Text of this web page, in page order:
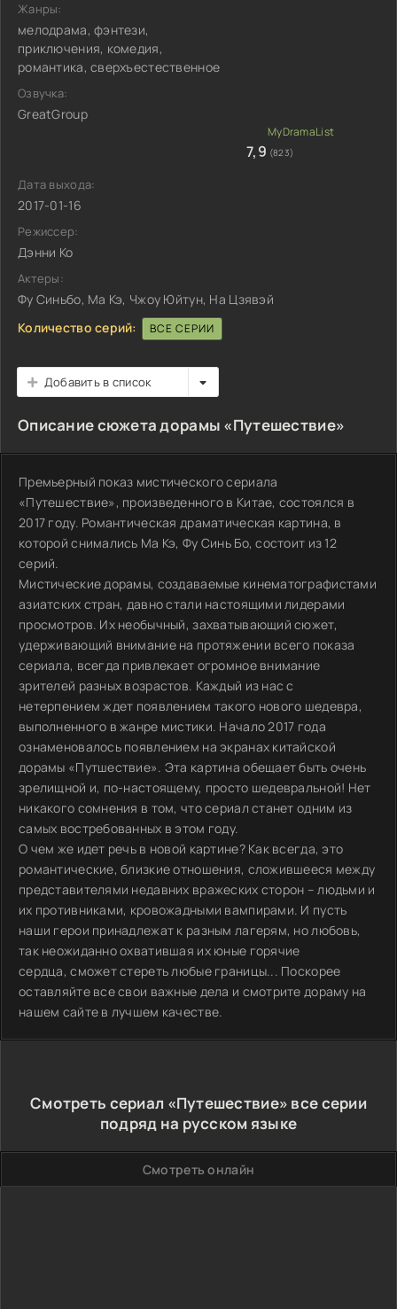
Жанры:
мелодрама, фэнтези,
приключения, комедия,
романтика, сверхъестественное
Озвучка:
GreatGroup
7,9 (823)
Дата выхода:
2017-01-16
Режиссер:
Дэнни Ко
Актеры:
Фу Синьбо, Ма Кэ, Чжоу Юйтун, На Цзявэй
Количество серий:
ВСЕ СЕРИИ
Добавить в список
Описание сюжета дорамы «Путешествие»
Премьерный показ мистического сериала
«Путешествие», произведенного в Китае, состоялся в
2017 году. Романтическая драматическая картина, в
которой снимались Ма Кэ, Фу Синь Бо, состоит из 12
серий.
Мистические дорамы, создаваемые кинематографистами
азиатских стран, давно стали настоящими лидерами
просмотров. Их необычный, захватывающий сюжет,
удерживающий внимание на протяжении всего показа
сериала, всегда привлекает огромное внимание
зрителей разных возрастов. Каждый из нас с
нетерпением ждет появлением такого нового шедевра,
выполненного в жанре мистики. Начало 2017 года
ознаменовалось появлением на экранах китайской
дорамы «Путшествие». Эта картина обещает быть очень
зрелищной и, по-настоящему, просто шедевральной! Нет
никакого сомнения в том, что сериал станет одним из
самых востребованных в этом году.
О чем же идет речь в новой картине? Как всегда, это
романтические, близкие отношения, сложившееся между
представителями недавних вражеских сторон – людьми и
их противниками, кровожадными вампирами. И пусть
наши герои принадлежат к разным лагерям, но любовь,
так неожиданно охватившая их юные горячие
сердца, сможет стереть любые границы... Поскорее
оставляйте все свои важные дела и смотрите дораму на
нашем сайте в лучшем качестве.
Смотреть сериал «Путешествие» все серии
подряд на русском языке
Смотреть онлайн